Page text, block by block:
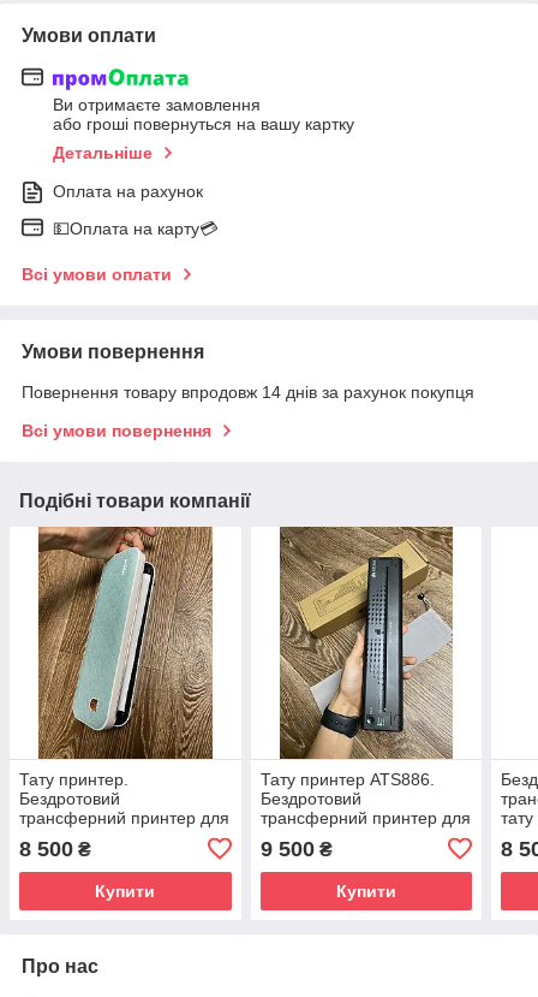
Умови оплати
Ви отримаєте замовлення
або гроші повернуться на вашу картку
Детальніше
Оплата на рахунок
💵Оплата на карту💳
Всі умови оплати
Умови повернення
Повернення товару впродовж 14 днів за рахунок покупця
Всі умови повернення
Подібні товари компанії
Тату принтер.
Бездротовий
трансферний принтер для
8 500 ₴
Купити
Тату принтер ATS886.
Бездротовий
трансферний принтер для
9 500₴
Купити
8
Про нас